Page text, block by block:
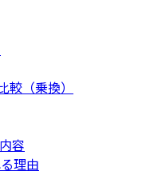
（乗換）
容
理由